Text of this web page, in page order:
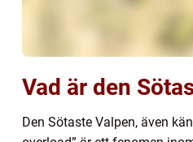
Vad är den
Den Sötaste Valpen, även